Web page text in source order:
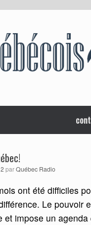
parQuébec Radio
ont été difficiles
Le pouvoir
et impose un